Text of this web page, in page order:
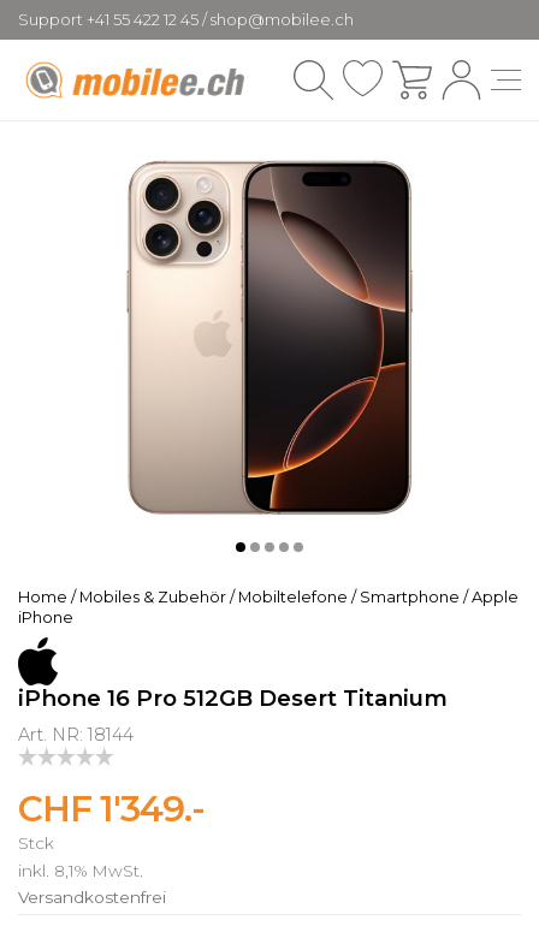
Support +41 55 422 12 45 / shop@mobilee.ch
Home / Mobiles & Zubehör / Mobiltelefone / Smartphone / Apple
iPhone
iPhone 16 Pro 512GB Desert Titanium
Art. NR: 18144
CHF 1'349.-
Stck
inkl. 8,1% MwSt.
Versandkostenfrei